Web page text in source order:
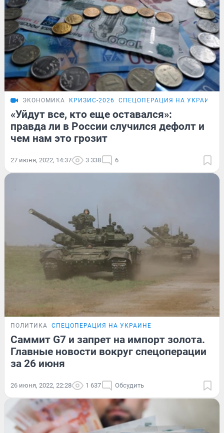
ЭКОНОМИКА КРИЗИС-2026 СПЕЦОПЕРАЦИЯ НА УКРАИНЕ
«Уйдут все, кто еще оставался»:
правда ли в России случился дефолт и
чем нам это грозит
27 июня, 2022, 14:37 3 338 6
ПОЛИТИКА СПЕЦОПЕРАЦИЯ НА УКРАИНЕ
Саммит G7 и запрет на импорт золота.
Главные новости вокруг спецоперации
за 26 июня
26 июня, 2022, 22:28 1 637 Обсудить